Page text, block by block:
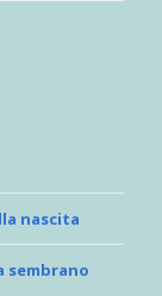
nascita
sembrano